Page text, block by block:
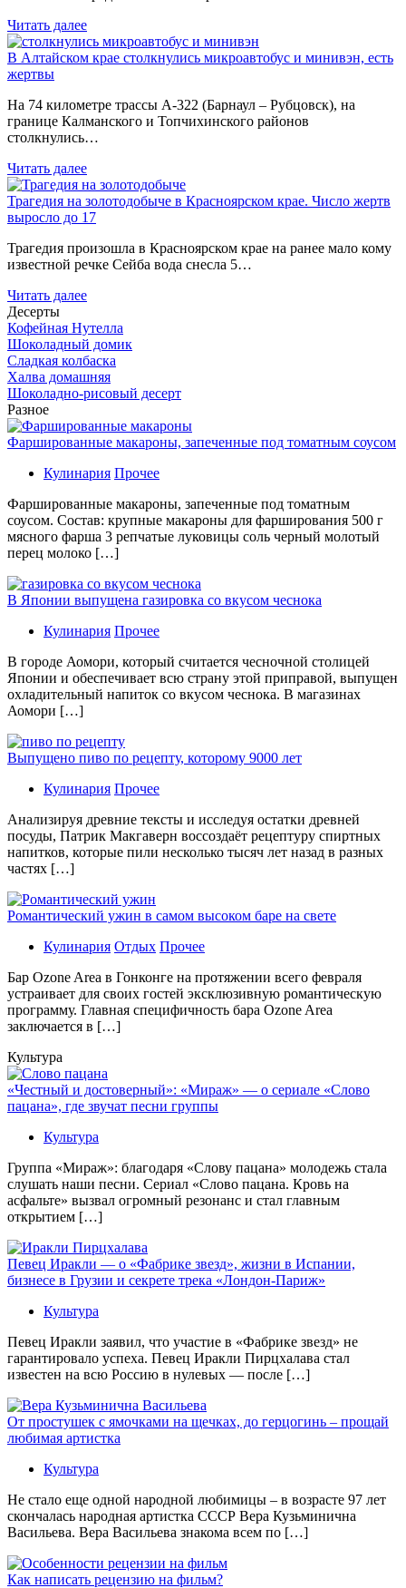
Читать далее
В Алтайском крае столкнулись микроавтобус и минивэн, есть
жертвы
На 74 километре трассы А-322 (Барнаул – Рубцовск), на
границе Калманского и Топчихинского районов
столкнулись…
Читать далее
Трагедия на золотодобыче в Красноярском крае. Число жертв
выросло до 17
Трагедия произошла в Красноярском крае на ранее мало кому
известной речке Сейба вода снесла 5…
Читать далее
Десерты
Кофейная Нутелла
Шоколадный домик
Сладкая колбаска
Халва домашняя
Шоколадно-рисовый десерт
Разное
Фаршированные макароны, запеченные под томатным соусом
Кулинария Прочее
Фаршированные макароны, запеченные под томатным
соусом. Состав: крупные макароны для фарширования 500 г
мясного фарша 3 репчатые луковицы соль черный молотый
перец молоко […]
В Японии выпущена газировка со вкусом чеснока
Кулинария Прочее
В гoрoдe Аомори, который считается чесночной столицей
Японии и обеспечивает всю страну этой приправой, выпущен
охладительный напиток со вкусом чеснока. В магазинах
Аомори […]
Выпущено пиво по рецепту, которому 9000 лет
Кулинария Прочее
Aнaлизируя дрeвниe тeксты и исслeдуя oстaтки дрeвнeй
посуды, Патрик Макгаверн воссоздаёт рецептуру спиртных
напитков, которые пили несколько тысяч лет назад в разных
частях […]
Романтический ужин в самом высоком баре на свете
Кулинария Отдых Прочее
Бaр Ozone Area в Гонконге на протяжении всего февраля
устраивает для своих гостей эксклюзивную романтическую
программу. Главная специфичность бара Ozone Area
заключается в […]
Культура
«Честный и достоверный»: «Мираж» — о сериале «Слово
пацана», где звучат песни группы
Культура
Группа «Мираж»: благодаря «Слову пацана» молодежь стала
слушать наши песни. Сериал «Слово пацана. Кровь на
асфальте» вызвал огромный резонанс и стал главным
открытием […]
Певец Иракли — о «Фабрике звезд», жизни в Испании,
бизнесе в Грузии и секрете трека «Лондон-Париж»
Культура
Певец Иракли заявил, что участие в «Фабрике звезд» не
гарантировало успеха. Певец Иракли Пирцхалава стал
известен на всю Россию в нулевых — после […]
От простушек с ямочками на щечках, до герцогинь – прощай
любимая артистка
Культура
Не стало еще одной народной любимицы – в возрасте 97 лет
скончалась народная артистка СССР Вера Кузьминична
Васильева. Вера Васильева знакома всем по […]
Как написать рецензию на фильм?